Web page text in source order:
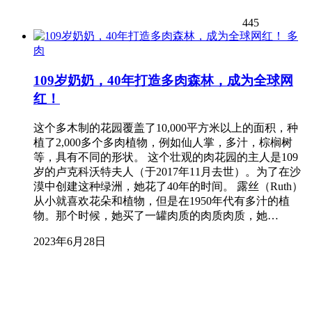
445
多
肉
109岁奶奶，40年打造多肉森林，成为全球网
红！
这个多木制的花园覆盖了10,000平方米以上的面积，种
植了2,000多个多肉植物，例如仙人掌，多汁，棕榈树
等，具有不同的形状。 这个壮观的肉花园的主人是109
岁的卢克科沃特夫人（于2017年11月去世）。为了在沙
漠中创建这种绿洲，她花了40年的时间。 露丝（Ruth）
从小就喜欢花朵和植物，但是在1950年代有多汁的植
物。那个时候，她买了一罐肉质的肉质肉质，她…
2023年6月28日